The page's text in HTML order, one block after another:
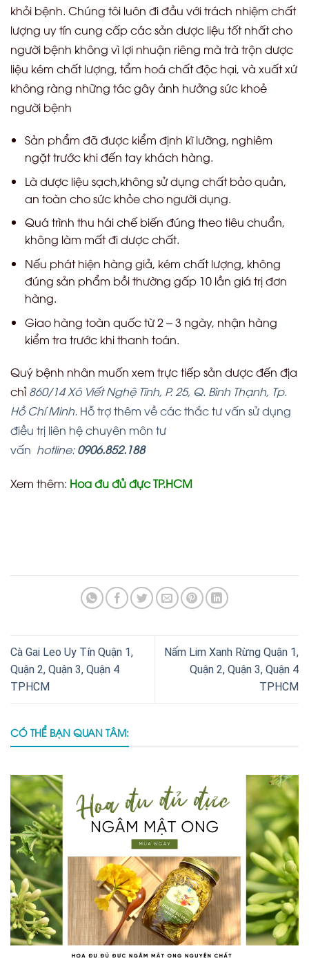
khỏi bệnh. Chúng tôi luôn đi đầu với trách nhiệm chất
lượng uy tín cung cấp các sản dược liệu tốt nhất cho
người bệnh không vì lợi nhuận riêng mà trà trộn dược
liệu kém chất lượng, tẩm hoá chất độc hại, và xuất xứ
không ràng những tác gây ảnh hưởng sức khoẻ
người bệnh
Sản phẩm đã được kiểm định kĩ lưỡng, nghiêm
ngặt trước khi đến tay khách hàng.
Là dược liệu sạch,không sử dụng chất bảo quản,
an toàn cho sức khỏe cho người dụng.
Quá trình thu hái chế biến đúng theo tiêu chuẩn,
không làm mất đi dược chất.
Nếu phát hiện hàng giả, kém chất lượng, không
đúng sản phẩm bồi thường gấp 10 lần giá trị đơn
hàng.
Giao hàng toàn quốc từ 2 – 3 ngày, nhận hàng
kiểm tra trước khi thanh toán.
Quý bệnh nhân muốn xem trực tiếp sản dược đến địa
chỉ 860/14 Xô Viết Nghệ Tĩnh, P. 25, Q. Bình Thạnh, Tp.
Hồ Chí Minh. Hỗ trợ thêm về các thắc tư vấn sử dụng
điều trị liên hệ chuyên môn tư
vấn hotline:0906.852.188
Xem thêm: Hoa đu đủ đực TP.HCM
Cà Gai Leo Uy Tín Quận 1,
Quận 2, Quận 3, Quận 4
TPHCM
Nấm Lim Xanh Rừng Quận 1,
Quận 2, Quận 3, Quận 4
TPHCM
CÓ THỂ BẠN QUAN TÂM: